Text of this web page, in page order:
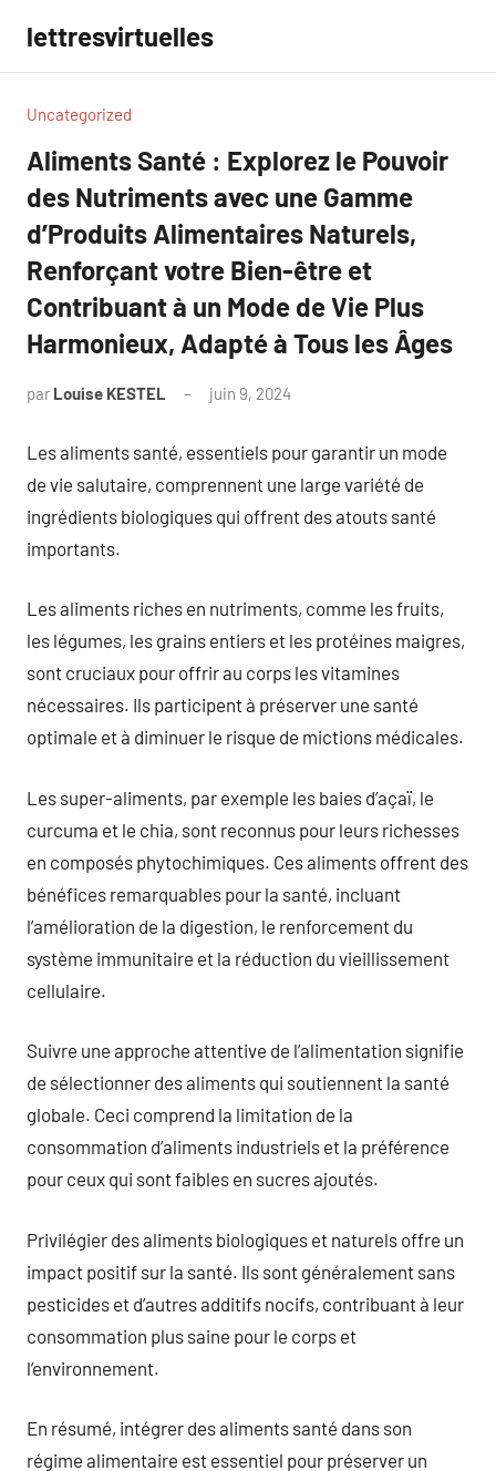
contenu
lettresvirtuelles
Uncategorized
Aliments Santé : Explorez le Pouvoir
des Nutriments avec une Gamme
d’Produits Alimentaires Naturels,
Renforçant votre Bien-être et
Contribuant à un Mode de Vie Plus
Harmonieux, Adapté à Tous les Âges
par Louise KESTEL juin 9, 2024
Les aliments santé, essentiels pour garantir un mode
de vie salutaire, comprennent une large variété de
ingrédients biologiques qui offrent des atouts santé
importants.
Les aliments riches en nutriments, comme les fruits,
les légumes, les grains entiers et les protéines maigres,
sont cruciaux pour offrir au corps les vitamines
nécessaires. Ils participent à préserver une santé
optimale et à diminuer le risque de mictions médicales.
Les super-aliments, par exemple les baies d’açaï, le
curcuma et le chia, sont reconnus pour leurs richesses
en composés phytochimiques. Ces aliments offrent des
bénéfices remarquables pour la santé, incluant
l’amélioration de la digestion, le renforcement du
système immunitaire et la réduction du vieillissement
cellulaire.
Suivre une approche attentive de l’alimentation signifie
de sélectionner des aliments qui soutiennent la santé
globale. Ceci comprend la limitation de la
consommation d’aliments industriels et la préférence
pour ceux qui sont faibles en sucres ajoutés.
Privilégier des aliments biologiques et naturels offre un
impact positif sur la santé. Ils sont généralement sans
pesticides et d’autres additifs nocifs, contribuant à leur
consommation plus saine pour le corps et
l’environnement.
En résumé, intégrer des aliments santé dans son
régime alimentaire est essentiel pour préserver un